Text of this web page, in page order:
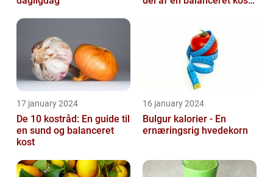
17 january 2024
De 10 kostråd: En guide til
en sund og balanceret
kost
16 january 2024
Bulgur kalorier - En
ernæringsrig hvedekorn